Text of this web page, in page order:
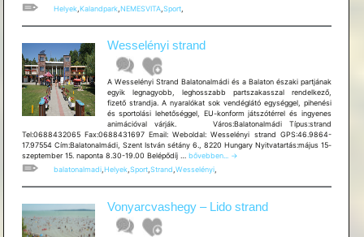
Helyek, Kalandpark, NEMESVITA, Sport,
Wesselényi strand
A Wesselényi Strand Balatonalmádi és a Balaton északi partjának
egyik legnagyobb, leghosszabb partszakasszal rendelkező,
fizető strandja. A nyaralókat sok vendéglátó egységgel, pihenési
és sportolási lehetőséggel, EU-konform játszótérrel és ingyenes
animációval várják. Város:Balatonalmádi Típus:strand
Tel:0688432065 Fax:0688431697 Email: Weboldal: Wesselényi strand GPS:46.9864-
17.97554 Cím:Balatonalmádi, Szent István sétány 6., 8220 Hungary Nyitvatartás:május 15-
szeptember 15. naponta 8.30-19.00 Belépődíj … Wesselényi
strand
bővebben...
→
balatonalmadi, Helyek, Sport, Strand Wesselényi,
Vonyarcvashegy – Lido strand